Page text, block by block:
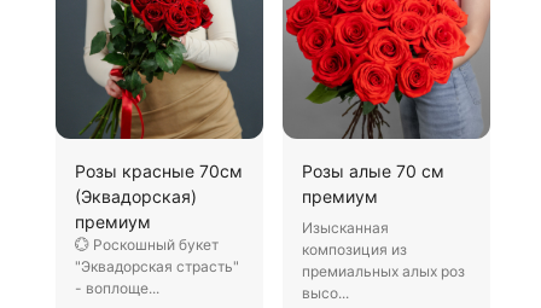
Розы красные 70см
(Эквадорская)
премиум
💮 Роскошный букет
"Эквадорская страсть"
- воплоще...
Розы алые 70 см
премиум
Изысканная
композиция из
премиальных алых роз
высо...